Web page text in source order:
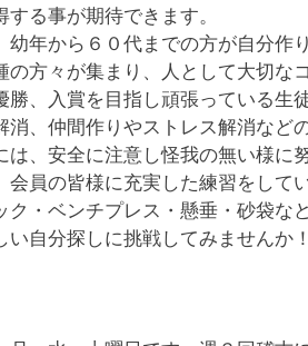
する事が期待できます。
幼年から６０代までの方が自分作
の方々が集まり、
人として大切な
勝、入賞を目指し頑張っている生
、 仲間作りやストレス解消など
は、安全に注意し怪我の無い様に
会員の皆様に充実した練習をして
ク・ベンチプレス・懸垂・砂袋な
い自分探しに挑戦してみませんか